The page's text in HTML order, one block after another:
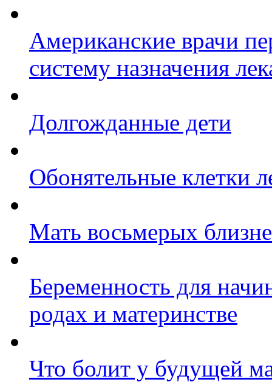
Американские врачи
систему назначения
Долгожданные дети
Обонятельные клетки
Мать восьмерых
Беременность для
родах и материнстве
Что болит у будущей